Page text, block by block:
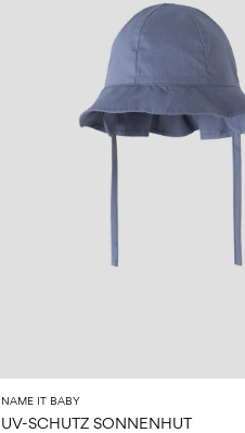
NAME IT BABY
UV-SCHUTZ SONNENHUT